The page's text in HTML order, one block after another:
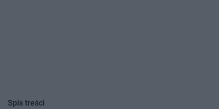
Spis treści